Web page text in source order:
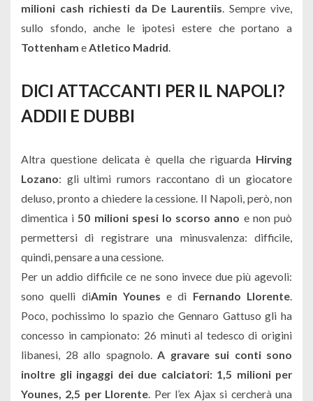
milioni cash richiesti da De Laurentiis . Sempre vive,
sullo sfondo, anche le ipotesi estere che portano a
Tottenham e Atletico Madrid
DICI ATTACCANTI PER IL NAPOLI?
ADDII E DUBBI
Altra questione delicata è quella che riguarda Hirving
Lozano: gli ultimi rumors raccontano di un giocatore
deluso, pronto a chiedere la cessione. Il Napoli, però, non
dimentica i 50 milioni spesi lo scorso anno e non può
permettersi di registrare una minusvalenza: difficile,
quindi, pensare a una cessione.
Per un addio difficile ce ne sono invece due più agevoli:
sono quelli diAmin Younes e di Fernando Llorente
Poco, pochissimo lo spazio che Gennaro Gattuso gli ha
concesso in campionato: 26 minuti al tedesco di origini
libanesi, 28 allo spagnolo. A gravare sui conti sono
inoltre gli ingaggi dei due calciatori: 1,5 milioni per
Younes, 2,5 per Llorente . Per l’ex Ajax si cercherà una